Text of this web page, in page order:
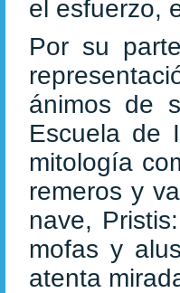
el esfuerzo,
Por su
ánimos de
Escuela de
mitología
remeros y
nave,
mofas y
atenta